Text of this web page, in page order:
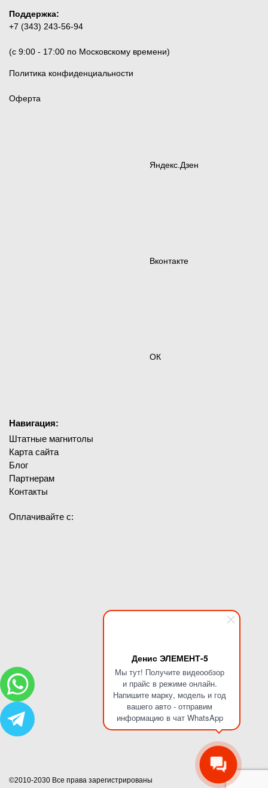
Денис ЭЛЕМЕНТ-5
Мы тут! Получите видеообзор
и прайс в режиме онлайн.
Напишите марку, модель и год
вашего авто - отправим
информацию в чат WhatsApp
Поддержка:
+7 (343) 243-56-94
(c 9:00 - 17:00 по Московскому времени)
Политика конфиденциальности
Оферта
Яндекс.Дзен
Вконтакте
ОК
Навигация:
Штатные магнитолы
Карта сайта
Блог
Партнерам
Контакты
Оплачивайте с:
©2010-2030 Все права зарегистрированы